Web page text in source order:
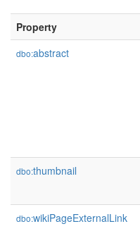
Property
dbo:abstract
dbo:thumbnail
dbo:wikiPageExternalLink